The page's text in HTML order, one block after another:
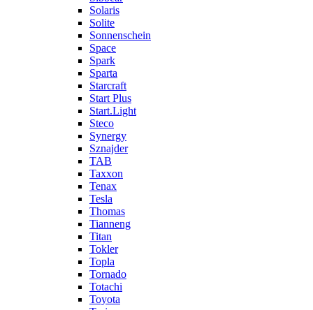
Solaris
Solite
Sonnenschein
Space
Spark
Sparta
Starcraft
Start Plus
Start.Light
Steco
Synergy
Sznajder
TAB
Taxxon
Tenax
Tesla
Thomas
Tianneng
Titan
Tokler
Topla
Tornado
Totachi
Toyota